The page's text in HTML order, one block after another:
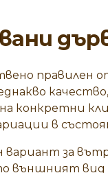
правилен
конкретни
в
вариант за
външният вид